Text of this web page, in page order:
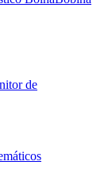
de